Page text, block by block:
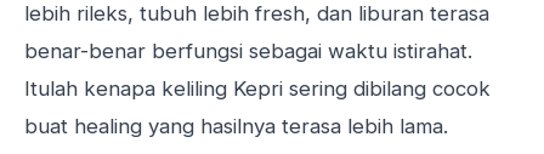
lebih rileks, tubuh lebih fresh, dan liburan terasa
benar-benar berfungsi sebagai waktu istirahat.
Itulah kenapa keliling Kepri sering dibilang cocok
buat healing yang hasilnya terasa lebih lama.